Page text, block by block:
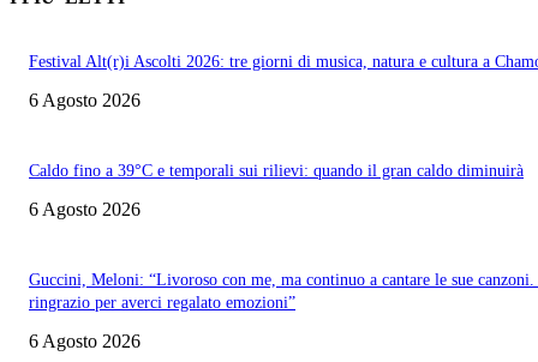
Festival Alt(r)i Ascolti 2026: tre giorni di musica, natura e cultura a
6 Agosto 2026
Caldo fino a 39°C e temporali sui rilievi: quando il gran caldo diminuirà
6 Agosto 2026
Guccini, Meloni: “Livoroso con me, ma continuo a cantare le sue
ringrazio per averci regalato emozioni”
6 Agosto 2026